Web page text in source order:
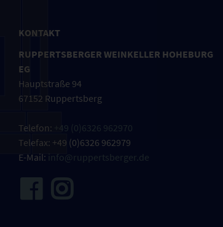
KONTAKT
RUPPERTSBERGER WEINKELLER HOHEBURG
EG
Hauptstraße 94
67152 Ruppertsberg
Telefon:
+49 (0)6326 962970
Telefax: +49 (0)6326 962979
E-Mail: info@ruppertsberger.de